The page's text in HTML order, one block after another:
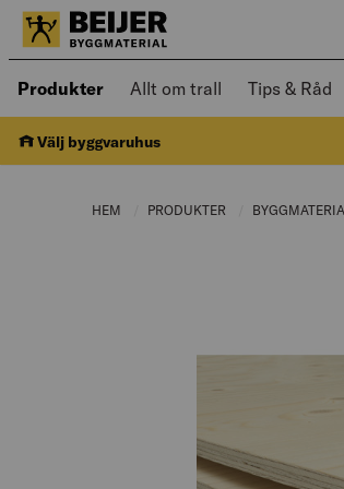
Produkter Öppnad meny kan
Allt om trall Tips & Råd
Välj byggvaruhus
HEM PRODUKTER CURRENT PAGE: